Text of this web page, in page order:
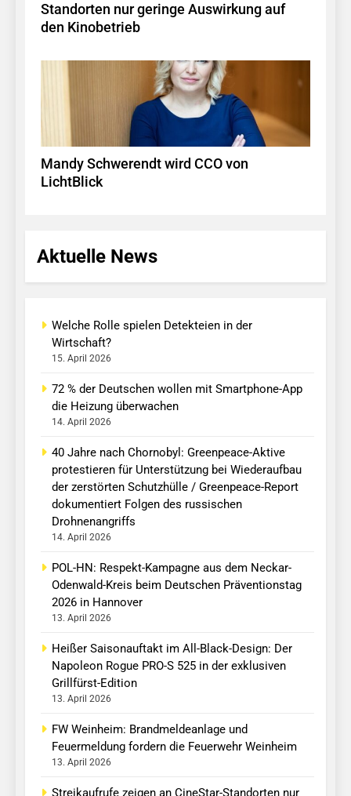
Standorten nur geringe Auswirkung auf
den Kinobetrieb
Mandy Schwerendt wird CCO von
LichtBlick
Aktuelle News
Welche Rolle spielen Detekteien in der
Wirtschaft?
15. April 2026
72 % der Deutschen wollen mit Smartphone-App
die Heizung überwachen
14. April 2026
40 Jahre nach Chornobyl: Greenpeace-Aktive
protestieren für Unterstützung bei Wiederaufbau
der zerstörten Schutzhülle / Greenpeace-Report
dokumentiert Folgen des russischen
Drohnenangriffs
14. April 2026
POL-HN: Respekt-Kampagne aus dem Neckar-
Odenwald-Kreis beim Deutschen Präventionstag
2026 in Hannover
13. April 2026
Heißer Saisonauftakt im All-Black-Design: Der
Napoleon Rogue PRO-S 525 in der exklusiven
Grillfürst-Edition
13. April 2026
FW Weinheim: Brandmeldeanlage und
Feuermeldung fordern die Feuerwehr Weinheim
13. April 2026
Streikaufrufe zeigen an CineStar-Standorten nur